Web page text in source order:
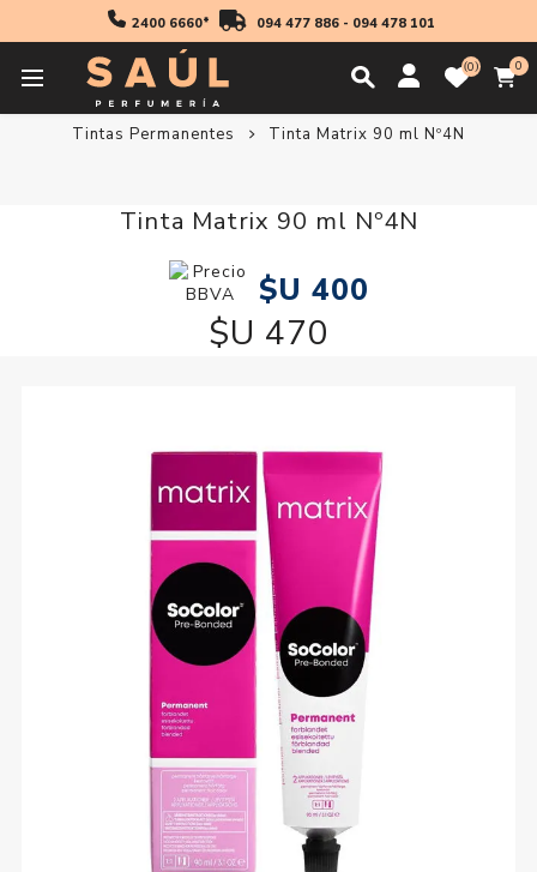
2400 6660* 094 477 886- 094 478 101
0 0
Inicio Profesionales
Tintas Permanentes
Tinta Matrix 90 ml Nº4N
Tinta Matrix 90 ml Nº4N
$U 400
$U 470